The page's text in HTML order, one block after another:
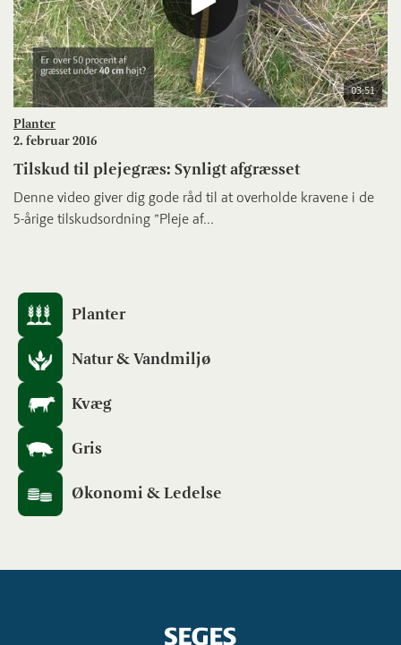
03:51
Planter
2. februar 2016
Tilskud til plejegræs: Synligt afgræsset
Denne video giver dig gode råd til at overholde kravene i de
5-årige tilskudsordning ”Pleje af...
Planter
Natur & Vandmiljø
Kvæg
Gris
Økonomi & Ledelse